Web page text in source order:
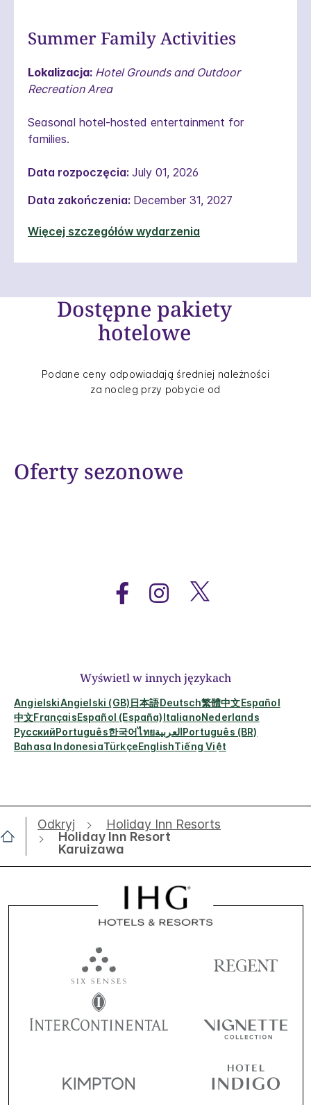
Summer Family Activities
Lokalizacja: Hotel Grounds and Outdoor
Recreation Area
Seasonal hotel-hosted entertainment for
families.
Data rozpoczęcia: July 01, 2026
Data zakończenia: December 31, 2027
Więcej szczegółów wydarzenia
Dostępne pakiety
hotelowe
Podane ceny odpowiadają średniej należności
za nocleg przy pobycie od
Oferty sezonowe
Wyświetl w innych językach
AngielskiAngielski (GB)日本語Deutsch繁體中文Español
中文FrançaisEspañol (España)ItalianoNederlands
РусскийPortuguês한국어ไทยالعربيةPortuguês (BR)
Bahasa IndonesiaTürkçeEnglishTiếng Việt
Odkryj
Holiday Inn Resorts
Holiday Inn Resort
Karuizawa